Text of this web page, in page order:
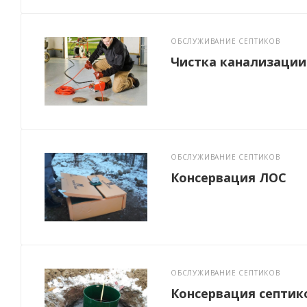
ОБСЛУЖИВАНИЕ СЕПТИКОВ
Чистка канализации
ОБСЛУЖИВАНИЕ СЕПТИКОВ
Консервация ЛОС
ОБСЛУЖИВАНИЕ СЕПТИКОВ
Консервация